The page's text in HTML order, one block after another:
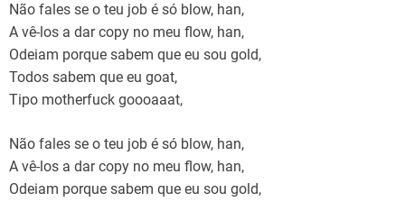
Não fales se o teu job é só blow, han,
A vê-los a dar copy no meu flow, han,
Odeiam porque sabem que eu sou gold,
Todos sabem que eu goat,
Tipo motherfuck goooaaat,
Não fales se o teu job é só blow, han,
A vê-los a dar copy no meu flow, han,
Odeiam porque sabem que eu sou gold,